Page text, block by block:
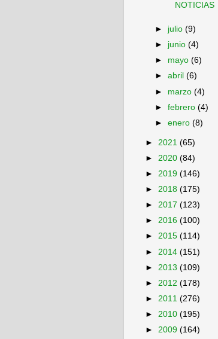
NOTICIAS
► julio(9)
► junio(4)
► mayo(6)
►abril(6)
► marzo(4)
►febrero(4)
►enero(8)
► 2021 (65)
► 2020 (84)
► 2019 (146)
► 2018 (175)
► 2017 (123)
► 2016 (100)
► 2015 (114)
► 2014 (151)
► 2013 (109)
► 2012 (178)
► 2011 (276)
► 2010 (195)
► 2009 (164)